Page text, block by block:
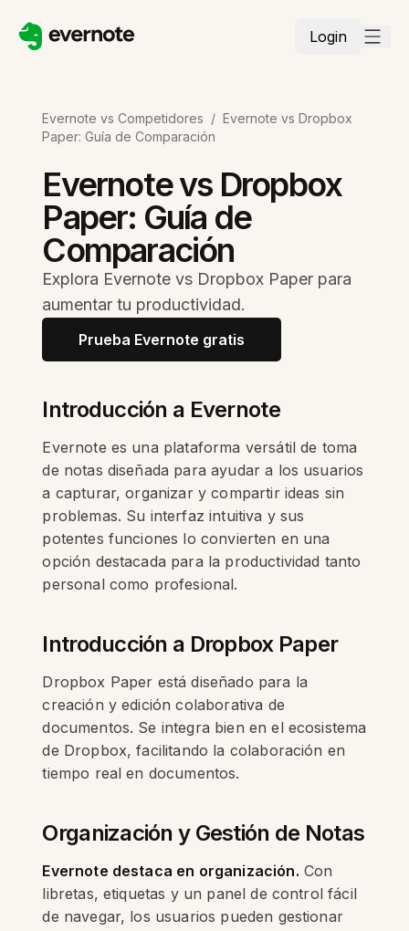
Login
Evernote vs Competidores / Evernote vs Dropbox
Paper: Guía de Comparación
Evernote vs Dropbox
Paper: Guía de
Comparación
Explora Evernote vs Dropbox Paper para
aumentar tu productividad.
Prueba Evernote gratis
Introducción a Evernote
Evernote es una plataforma versátil de toma
de notas diseñada para ayudar a los usuarios
a capturar, organizar y compartir ideas sin
problemas. Su interfaz intuitiva y sus
potentes funciones lo convierten en una
opción destacada para la productividad tanto
personal como profesional.
Introducción a Dropbox Paper
Dropbox Paper está diseñado para la
creación y edición colaborativa de
documentos. Se integra bien en el ecosistema
de Dropbox, facilitando la colaboración en
tiempo real en documentos.
Organización y Gestión de Notas
Evernote destaca en organización. Con
libretas, etiquetas y un panel de control fácil
de navegar, los usuarios pueden gestionar